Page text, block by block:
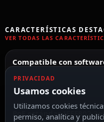
CARACTERÍSTICAS
VER TODAS LAS
Compatible con
PoE estándar IEEE802.3af
PRIVACIDAD
Usamos cookies
Utilizamos cookies
permiso, analítica y